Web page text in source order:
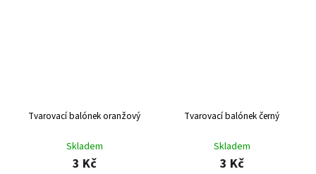
Tvarovací balónek oranžový
Skladem
3 Kč
Tvarovací balónek černý
Skladem
3 Kč